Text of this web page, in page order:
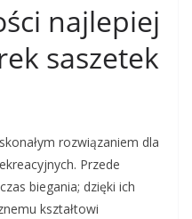
najlepiej
saszetek
rozwiązaniem dla
Przede
biegania; dzięki ich
kształtowi